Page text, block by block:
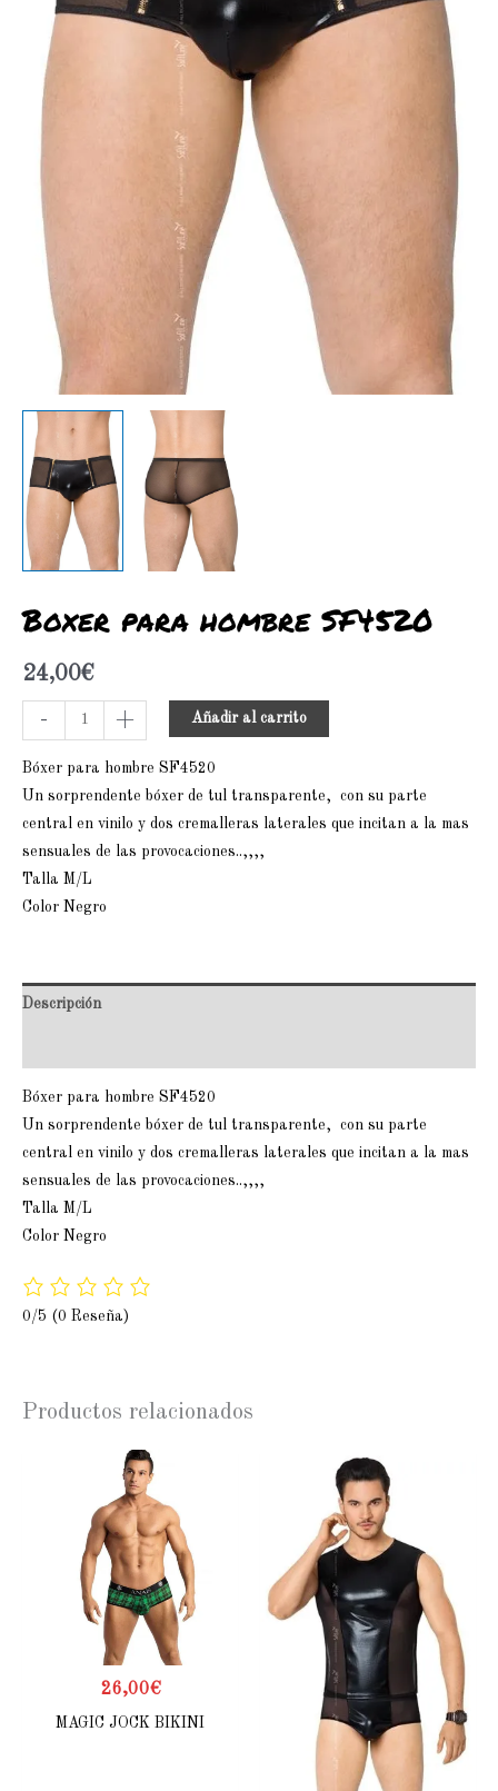
Boxer para hombre SF4520
24,00€
- + Añadir al carrito
Bóxer para hombre SF4520
Un sorprendente bóxer de tul transparente, con su parte
central en vinilo y dos cremalleras laterales que incitan a la mas
sensuales de las provocaciones..,,,,
Talla M/L
Color Negro
Descripción
Bóxer para hombre SF4520
Un sorprendente bóxer de tul transparente, con su parte
central en vinilo y dos cremalleras laterales que incitan a la mas
sensuales de las provocaciones..,,,,
Talla M/L
Color Negro
0/5 (0 Reseña)
Productos relacionados
26,00€
MAGIC JOCK BIKINI